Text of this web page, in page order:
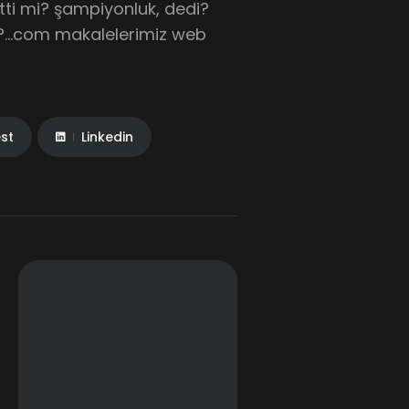
mi? şampiyonluk, dedi?
makalelerimiz web
Linkedin